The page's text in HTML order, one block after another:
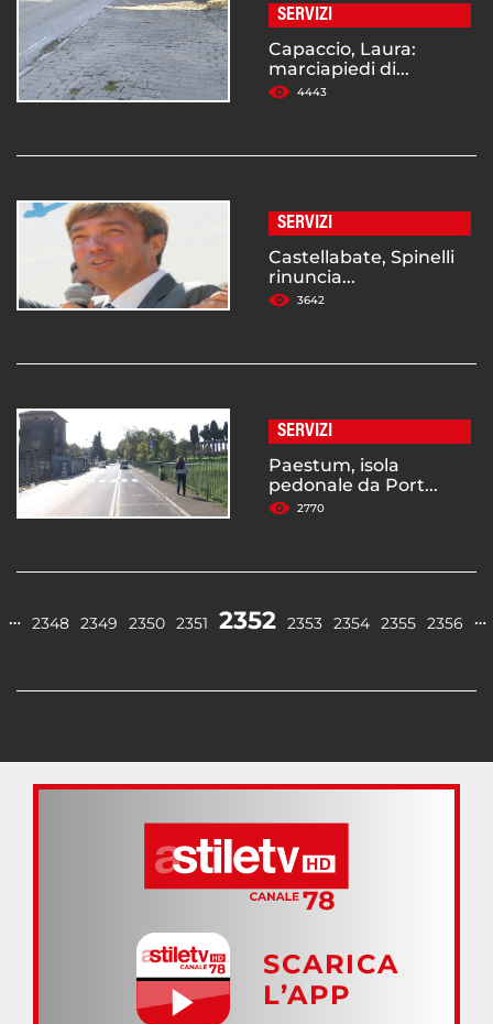
SERVIZI
Capaccio, Laura:
marciapiedi di...
4443
SERVIZI
Castellabate, Spinelli
rinuncia...
3642
SERVIZI
Paestum, isola
pedonale da Port...
2770
… 2348 2349 2350 2351 2352 2353 2354 2355 2356 …
SCARICA
L’APP